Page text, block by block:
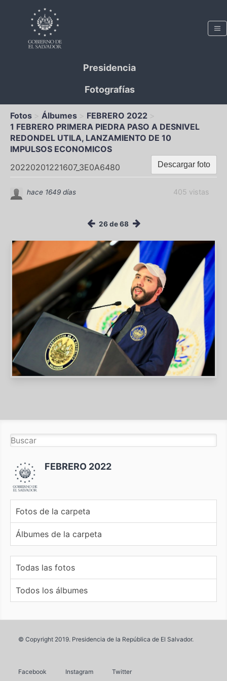
Presidencia
Fotografías
Fotos Álbumes
FEBRERO 2022
1 FEBRERO PRIMERA PIEDRA PASO A DESNIVEL
REDONDEL UTILA, LANZAMIENTO DE 10
IMPULSOS ECONOMICOS
Descargar foto
20220201221607_3E0A6480
405 vistas
hace 1649 días
26 de 68
FEBRERO 2022
Fotos de la carpeta
Álbumes de la carpeta
Todas las fotos
Todos los álbumes
© Copyright 2019. Presidencia de la República de El Salvador.
Facebook Instagram Twitter